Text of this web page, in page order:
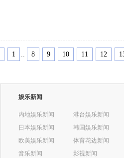
1 .. 8 9 10 11 12
娱乐新闻
内地娱乐新闻
港台娱乐新闻
日本娱乐新闻
韩国娱乐新闻
欧美娱乐新闻
体育花边新闻
音乐新闻
影视新闻